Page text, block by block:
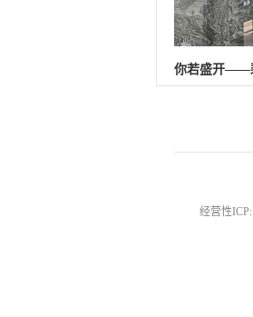
你若盛开——
经营性